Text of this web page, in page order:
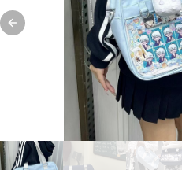
Previous slide